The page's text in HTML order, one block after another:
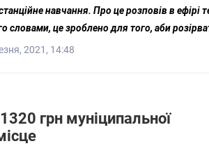
навчання. Про це розповів в ефірі
словами, це зроблено для того, аби
2021, 14:48
грн муніципальної